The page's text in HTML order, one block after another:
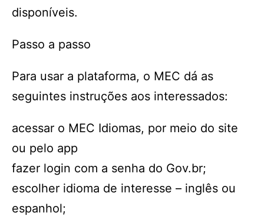
disponíveis.
Passo a passo
Para usar a plataforma, o MEC dá as
seguintes instruções aos interessados:
acessar o MEC Idiomas, por meio do site
ou pelo app
fazer login com a senha do Gov.br;
escolher idioma de interesse – inglês ou
espanhol;